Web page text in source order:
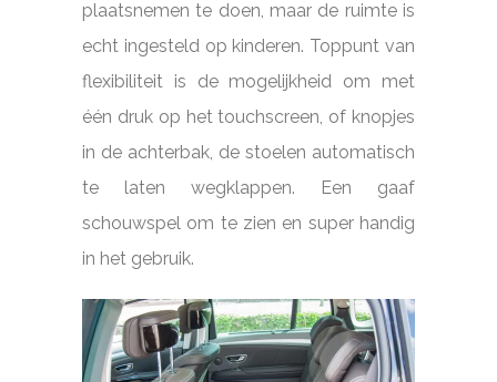
plaatsnemen te doen, maar de ruimte is
echt ingesteld op kinderen. Toppunt van
flexibiliteit is de mogelijkheid om met
één druk op het touchscreen, of knopjes
in de achterbak, de stoelen automatisch
te laten wegklappen. Een gaaf
schouwspel om te zien en super handig
in het gebruik.